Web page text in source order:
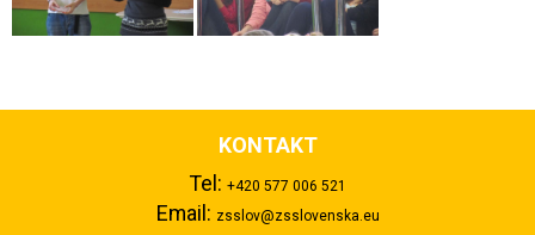
KONTAKT
Tel: +420 577 006 521
Email: zsslov@zsslovenska.eu